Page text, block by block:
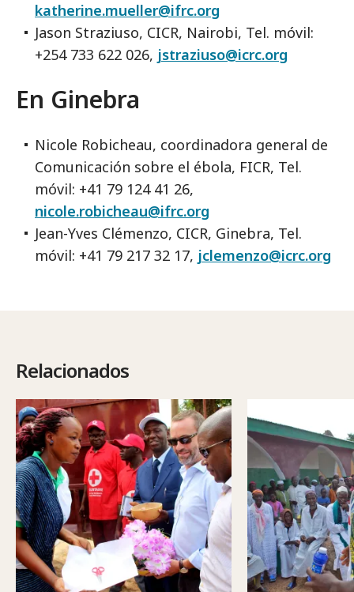
katherine.mueller@ifrc.org
Jason Straziuso, CICR, Nairobi, Tel. móvil:
+254 733 622 026, jstraziuso@icrc.org
En Ginebra
Nicole Robicheau, coordinadora general de
Comunicación sobre el ébola, FICR, Tel.
móvil: +41 79 124 41 26,
nicole.robicheau@ifrc.org
Jean-Yves Clémenzo, CICR, Ginebra, Tel.
móvil: +41 79 217 32 17, jclemenzo@icrc.org
Relacionados